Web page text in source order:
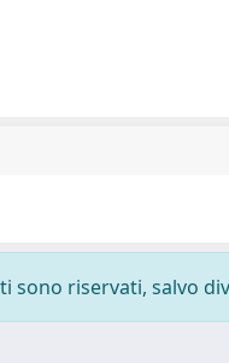
riservati, salvo